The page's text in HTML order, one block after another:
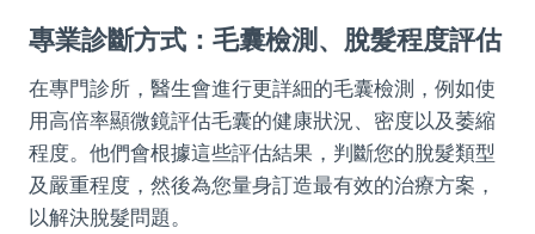
專業診斷方式：毛囊檢測、脫髮程度評估
在專門診所，醫生會進行更詳細的毛囊檢測，例如使
用高倍率顯微鏡評估毛囊的健康狀況、密度以及萎縮
程度。他們會根據這些評估結果，判斷您的脫髮類型
及嚴重程度，然後為您量身訂造最有效的治療方案，
以解決脫髮問題。